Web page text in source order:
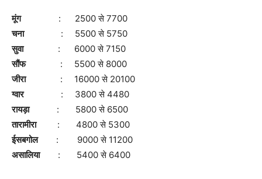
मूंग: 2500 से 7700
चना : 5500 से 5750
सुवा : 6000 से 7150
सौंफ
: 5500 से 8000
जीरा : 16000 से 20100
ग्वार
: 3800 से 4480
रायड़ा : 5800 से 6500
तारामीरा: 4800 से 5300
ईसबगोल
: 9000 से 11200
असालिया : 5400 से 6400